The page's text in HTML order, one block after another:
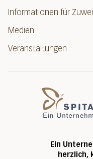
Informationen für
Medien
Veranstaltungen
Ein
herzlich,